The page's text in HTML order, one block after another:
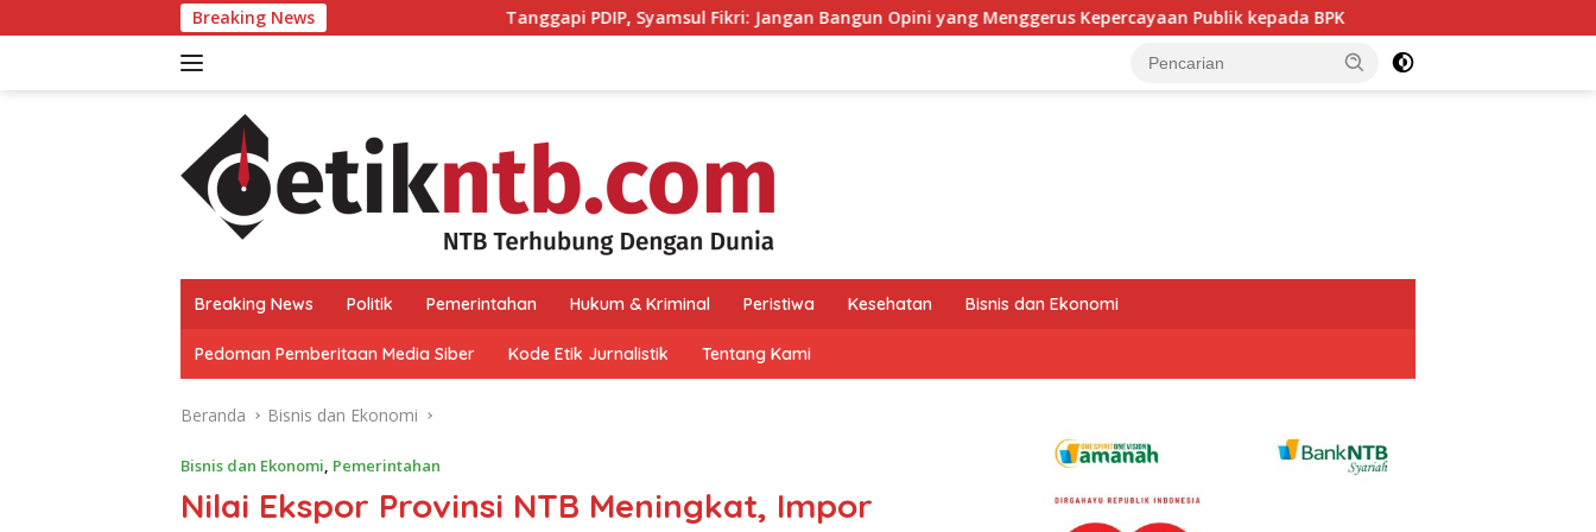
ke
Breaking NewsTanggapi PDIP, Syamsul Fikri: Jangan Bangun Opini yang Menggerus Kepercayaan Publik kepada BPK Politisi PDIP NTB Respons Demokrat soal
Breaking News Politik Pemerintahan Hukum & Kriminal Peristiwa Kesehatan Bisnis dan Ekonomi
Pedoman Pemberitaan Media Siber Kode Etik Jurnalistik Tentang Kami
Beranda Bisnis dan Ekonomi
Bisnis dan Ekonomi, Pemerintahan
Nilai Ekspor Provinsi NTB Meningkat, Impor